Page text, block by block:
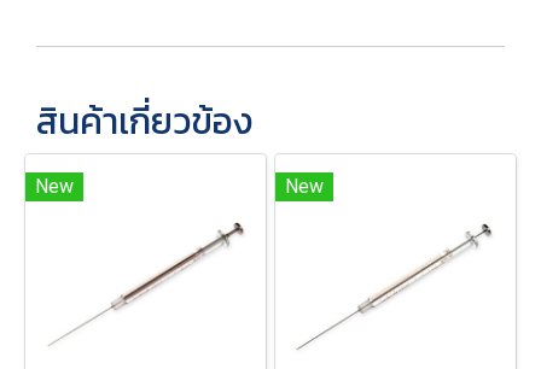
สินค้าเกี่ยวข้อง
New New